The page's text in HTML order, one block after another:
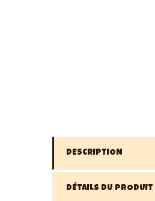
DESCRIPTION
DÉTAILS DU PRODUIT